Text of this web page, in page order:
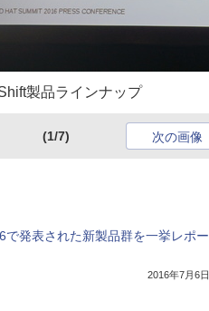
製品ラインナップ
(1/7) 次の画像
で発表された新製品群を一挙レポー
2016年7月6日